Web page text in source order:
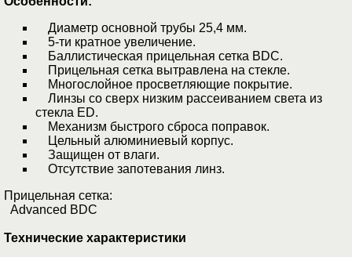
Диаметр основной трубы 25,4 мм.
5-ти кратное увеличение.
Баллистическая прицельная сетка BDC.
Прицельная сетка вытравлена на стекле.
Многослойное просветляющие покрытие.
Линзы со сверх низким рассеиванием света из
стекла ED.
Механизм быстрого сброса поправок.
Цельный алюминиевый корпус.
Защищен от влаги.
Отсутствие запотевания линз.
Прицельная сетка:
Advanced BDC
Технические характеристики